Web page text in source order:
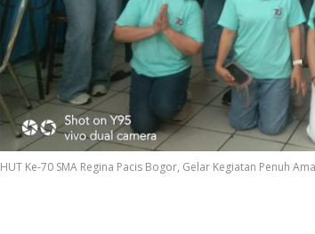
HUT Ke-70 SMA Regina Pacis Bogor, Gelar Kegiatan Penuh